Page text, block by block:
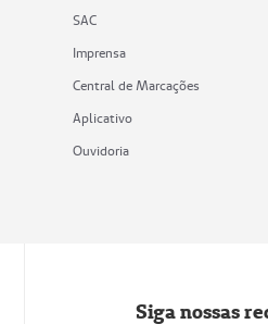
SAC
Imprensa
Central de Marcações
Aplicativo
Ouvidoria
Siga nossas